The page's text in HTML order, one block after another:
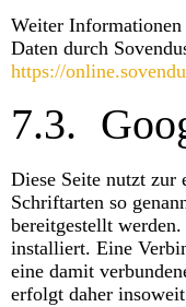
Weiter Informationen
Daten durch
https://
7.3.
Diese Seite nutzt zur
Schriftarten so
bereitgestellt
installiert. Eine
eine damit
erfolgt daher